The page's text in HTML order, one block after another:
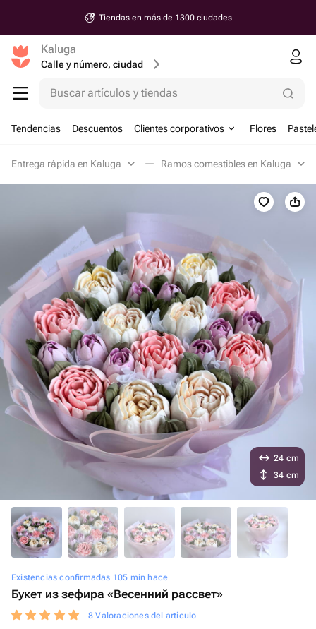
Tiendas en más de 1300 ciudades
Kaluga
Calle y número, ciudad
Buscar artículos y tiendas
Tendencias Descuentos Clientes corporativos Flores
Entrega rápida en Kaluga Ramos comestibles en Kaluga
Existencias confirmadas 105 min hace
Букет из зефира «Весенний рассвет»
8 Valoraciones del artículo
24 cm
34 cm